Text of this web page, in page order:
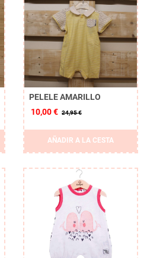
PELELE AMARILLO
10,00 € 24,95 €
AÑADIR A LA CESTA